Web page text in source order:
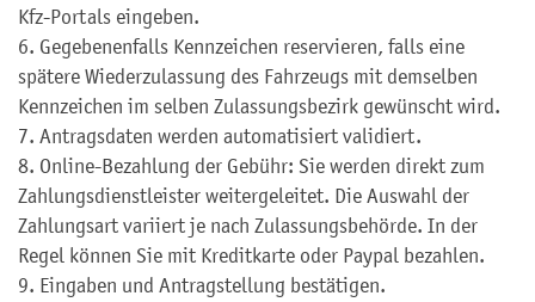
Kfz-Portals eingeben.
6. Gegebenenfalls Kennzeichen reservieren, falls eine
spätere Wiederzulassung des Fahrzeugs mit demselben
Kennzeichen im selben Zulassungsbezirk gewünscht wird.
7. Antragsdaten werden automatisiert validiert.
8. Online-Bezahlung der Gebühr: Sie werden direkt zum
Zahlungsdienstleister weitergeleitet. Die Auswahl der
Zahlungsart variiert je nach Zulassungsbehörde. In der
Regel können Sie mit Kreditkarte oder Paypal bezahlen.
9. Eingaben und Antragstellung bestätigen.